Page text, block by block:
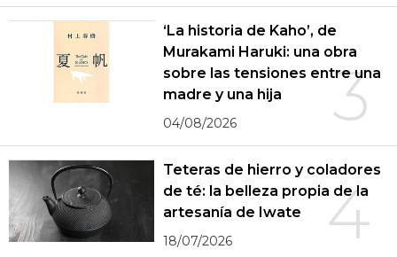
3
‘La historia de Kaho’, de
Murakami Haruki: una obra
sobre las tensiones entre una
madre y una hija
04/08/2026
4
Teteras de hierro y coladores
de té: la belleza propia de la
artesanía de Iwate
18/07/2026